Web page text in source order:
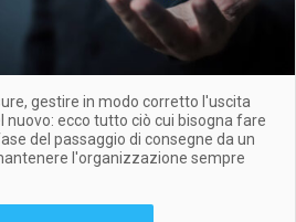
gestire in modo corretto l'uscita
nuovo: ecco tutto ciò cui bisogna fare
del passaggio di consegne da un
l'organizzazione sempre